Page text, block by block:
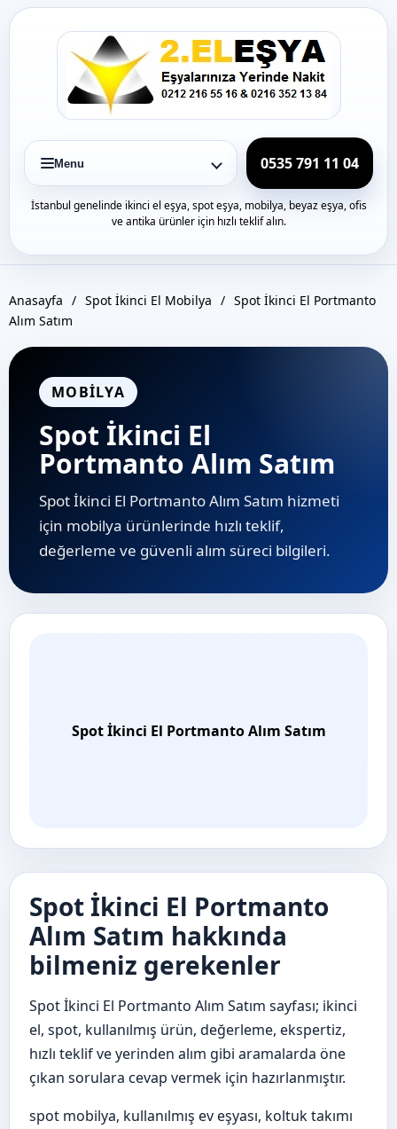
Icerige
Menu 0535 791 11 04
İstanbul genelinde ikinci el eşya, spot eşya, mobilya, beyaz eşya, ofis
ve antika ürünler için hızlı teklif alın.
Anasayfa / Spot İkinci El Mobilya / Spot İkinci El Portmanto
Alım Satım
MOBILYA
Spot İkinci El
Portmanto Alım Satım
Spot İkinci El Portmanto Alım Satım hizmeti
için mobilya ürünlerinde hızlı teklif,
değerleme ve güvenli alım süreci bilgileri.
Spot İkinci El Portmanto Alım Satım
Spot İkinci El Portmanto
Alım Satım hakkında
bilmeniz gerekenler
Spot İkinci El Portmanto Alım Satım sayfası; ikinci
el, spot, kullanılmış ürün, değerleme, ekspertiz,
hızlı teklif ve yerinden alım gibi aramalarda öne
çıkan sorulara cevap vermek için hazırlanmıştır.
spot mobilya, kullanılmış ev eşyası, koltuk takımı